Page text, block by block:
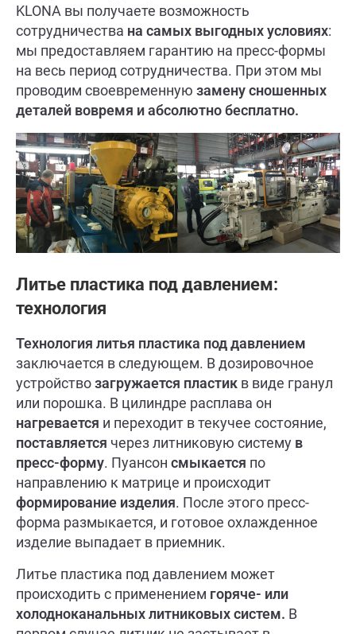
KLONA вы получаете возможность
сотрудничества на самых выгодных условиях:
мы предоставляем гарантию на пресс-формы
на весь период сотрудничества. При этом мы
проводим своевременную замену сношенных
деталей вовремя и абсолютно бесплатно.
Литье пластика под давлением:
технология
Технология литья пластика поддавлением
заключается в следующем. В дозировочное
устройствозагружается пластик в виде гранул
или порошка. В цилиндре расплава он
нагревается и переходит в текучее состояние,
поставляется через литниковую систему в
пресс-форму. Пуансон смыкается по
направлению к матрице и происходит
формирование изделия. После этого пресс-
форма размыкается, и готовое охлажденное
изделие выпадает в приемник.
Литье пластика под давлением может
происходить с применением горяче- или
холодноканальных литниковых систем. В